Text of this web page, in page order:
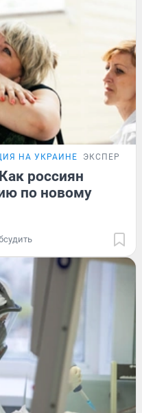
НА УКРАИНЕ ЭКСПЕРТ
россиян
по новому